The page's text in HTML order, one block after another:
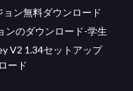
ン無料ダウンロード
ンのダウンロード-学生
V2 1.34セットアップ
ード